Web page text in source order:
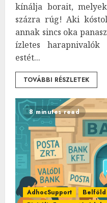
kínálja borait,
százra rúg! Aki
annak sincs oka
ízletes
estét...
TOVÁBBI RÉSZLETEK
8 minutes read
AdhocSupport Belföld